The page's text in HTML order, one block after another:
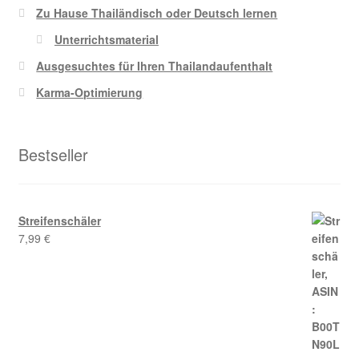
Zu Hause Thailändisch oder Deutsch lernen
Unterrichtsmaterial
Ausgesuchtes für Ihren Thailandaufenthalt
Karma-Optimierung
Bestseller
Streifenschäler
7,99 €